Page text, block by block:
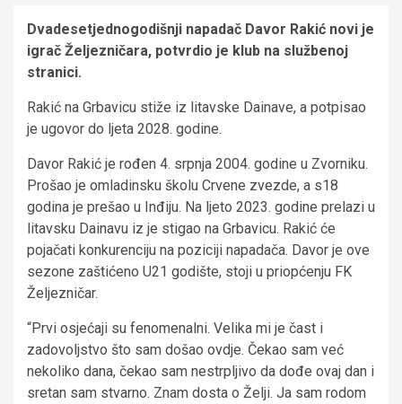
Dvadesetjednogodišnji napadač Davor Rakić novi je
igrač Željezničara, potvrdio je klub na službenoj
stranici.
Rakić na Grbavicu stiže iz litavske Dainave, a potpisao
je ugovor do ljeta 2028. godine.
Davor Rakić je rođen 4. srpnja 2004. godine u Zvorniku.
Prošao je omladinsku školu Crvene zvezde, a s18
godina je prešao u Inđiju. Na ljeto 2023. godine prelazi u
litavsku Dainavu iz je stigao na Grbavicu. Rakić će
pojačati konkurenciju na poziciji napadača. Davor je ove
sezone zaštićeno U21 godište, stoji u priopćenju FK
Željezničar.
“Prvi osjećaji su fenomenalni. Velika mi je čast i
zadovoljstvo što sam došao ovdje. Čekao sam već
nekoliko dana, čekao sam nestrpljivo da dođe ovaj dan i
sretan sam stvarno. Znam dosta o Želji. Ja sam rodom